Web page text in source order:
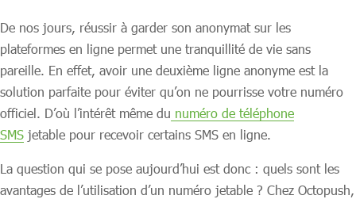
De nos jours, réussir à garder son anonymat sur les
plateformes en ligne permet une tranquillité de vie sans
pareille. En effet, avoir une deuxième ligne anonyme est la
solution parfaite pour éviter qu’on ne pourrisse votre numéro
officiel. D’où l’intérêt même du numéro de téléphone
SMS jetable pour recevoir certains SMS en ligne.
La question qui se pose aujourd’hui est donc : quels sont les
avantages de l’utilisation d’un numéro jetable ? Chez Octopush,